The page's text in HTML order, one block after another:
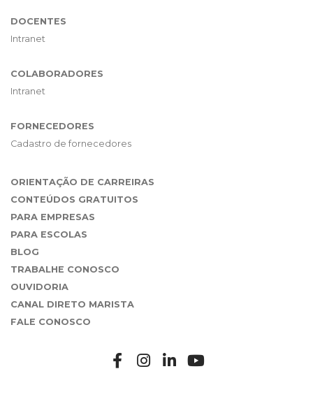
DOCENTES
Intranet
COLABORADORES
Intranet
FORNECEDORES
Cadastro de fornecedores
ORIENTAÇÃO DE CARREIRAS
CONTEÚDOS GRATUITOS
PARA EMPRESAS
PARA ESCOLAS
BLOG
TRABALHE CONOSCO
OUVIDORIA
CANAL DIRETO MARISTA
FALE CONOSCO